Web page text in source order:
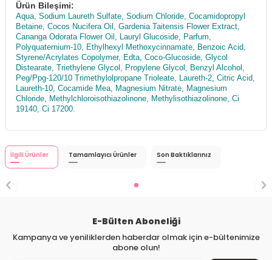
Ürün Bileşimi:
Aqua, Sodium Laureth Sulfate, Sodium Chloride, Cocamidopropyl
Betaine, Cocos Nucifera Oil, Gardenia Taitensis Flower Extract,
Cananga Odorata Flower Oil, Lauryl Glucoside, Parfum,
Polyquaternium-10, Ethylhexyl Methoxycinnamate, Benzoic Acid,
Styrene/Acrylates Copolymer, Edta, Coco-Glucoside, Glycol
Distearate, Triethylene Glycol, Propylene Glycol, Benzyl Alcohol,
Peg/Ppg-120/10 Trimethylolpropane Trioleate, Laureth-2, Citric Acid,
Laureth-10, Cocamide Mea, Magnesium Nitrate, Magnesium
Chloride, Methylchloroisothiazolinone, Methylisothiazolinone, Ci
19140, Ci 17200.
İlgili Ürünler Tamamlayıcı Ürünler Son Baktıklarınız
E-Bülten Aboneliği
Kampanya ve yeniliklerden haberdar olmak için e-bültenimize
abone olun!